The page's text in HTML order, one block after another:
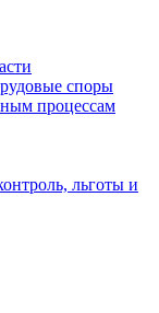
споры
процессам
льготы и